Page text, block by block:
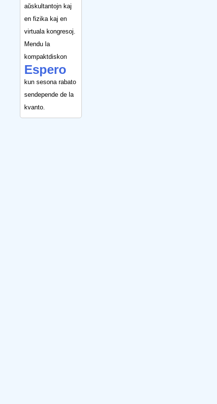
aŭskultantojn kaj
en fizika kaj en
virtuala kongresoj.
Mendu la
kompaktdiskon
Espero
kun sesona rabato
sendepende de la
kvanto.